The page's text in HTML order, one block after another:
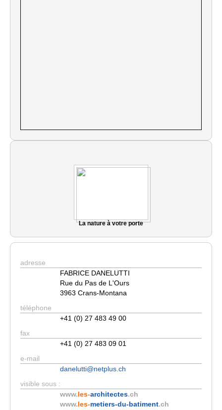
La nature à votre porte
adresse
FABRICE DANELUTTI
Rue du Pas de L'Ours
3963 Crans-Montana
téléphone
+41 (0) 27 483 49 00
fax
+41 (0) 27 483 09 01
e-mail
danelutti@netplus.ch
visible sous :
www.les-architectes.ch
www.les-metiers-du-batiment.ch